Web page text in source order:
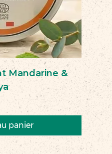
Mandarine &
panier